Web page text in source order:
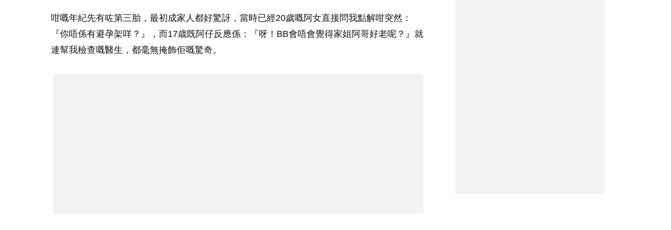
咁嘅年紀先有咗第三胎，最初成家人都好驚訝，當時已經20歲嘅阿女直接問我點解咁突然：
『你唔係有避孕架咩？』，而17歳既阿仔反應係：『呀！BB會唔會覺得家姐阿哥好老呢？』就
連幫我檢查嘅醫生，都毫無掩飾佢嘅驚奇。